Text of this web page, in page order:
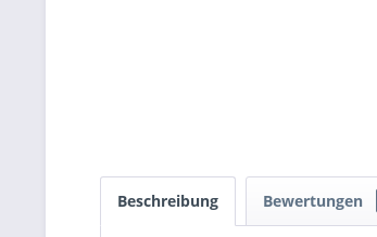
Beschreibung Bewertungen